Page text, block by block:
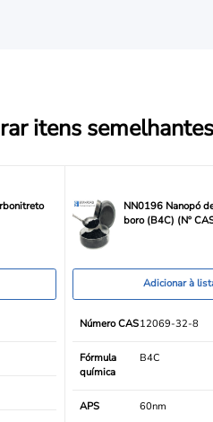
itens semelhantes
NN0196 Nanopó
boro (B4C) (Nº
Adicionar à
Número CAS12069-32-8
Fórmula
química
B4C
APS 60nm